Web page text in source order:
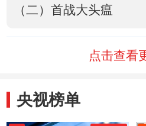
（二）首战大头瘟
点击查看
央视榜单